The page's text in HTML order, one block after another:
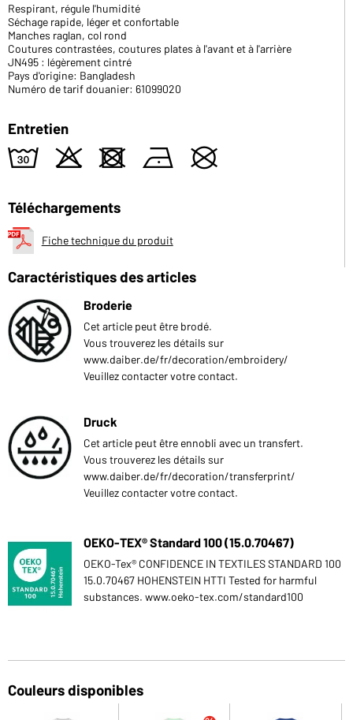
Respirant, régule l'humidité
Séchage rapide, léger et confortable
Manches raglan, col rond
Coutures contrastées, coutures plates à l'avant et à l'arrière
JN495 : légèrement cintré
Pays d'origine: Bangladesh
Numéro de tarif douanier: 61099020
Entretien
w o d n U
Téléchargements
Fiche technique du produit
Caractéristiques des articles
Broderie
Cet article peut être brodé.
Vous trouverez les détails sur
www.daiber.de/fr/decoration/embroidery/
Veuillez contacter votre contact.
Druck
Cet article peut être ennobli avec un transfert.
Vous trouverez les détails sur
www.daiber.de/fr/decoration/transferprint/
Veuillez contacter votre contact.
OEKO-TEX® Standard 100 (15.0.70467)
OEKO-Tex® CONFIDENCE IN TEXTILES STANDARD 100
15.0.70467 HOHENSTEIN HTTI Tested for harmful
substances. www.oeko-tex.com/standard100
Couleurs disponibles